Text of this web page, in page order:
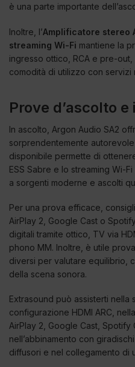
è una parte importante
Inoltre, l’Amplificatore stereo
streaming Wi-Fi mantiene la
ingresso ottico, RCA e pre-out,
comodità di utilizzo con servizi
Prove d’ascolto
In ascolto, Argon Audio SA2
sorprendentemente
disponibile permette di
ESS Sabre e lo streaming Wi-
a sorgenti moderne e ascolti
Per una prova efficace,
AirPlay 2, Google Cast o
digitali tramite ottico, TV via
phono MM. Inoltre, è utile
diversi per valutare equilibrio,
della scena sonora.
Extrasound può assisterti
configurazione HDMI ARC,
AirPlay 2, Google Cast, Spotify
nell’abbinamento con
diffusori e nel collegamento di